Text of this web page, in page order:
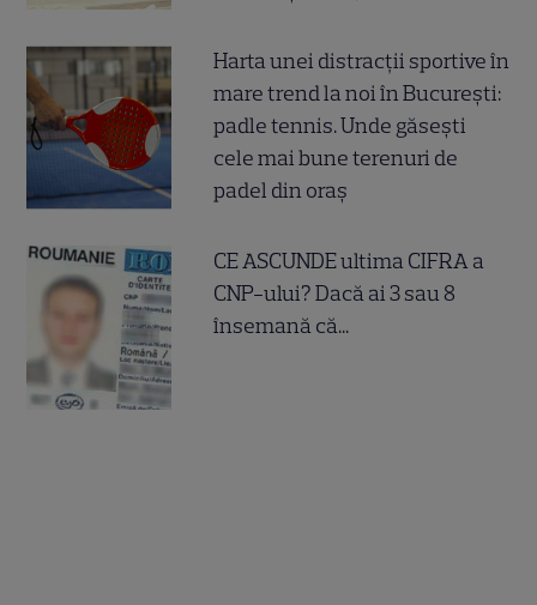
Harta unei distracții sportive în
mare trend la noi în București:
padle tennis. Unde găsești
cele mai bune terenuri de
padel din oraș
CE ASCUNDE ultima CIFRA a
CNP-ului? Dacă ai 3 sau 8
însemană că...